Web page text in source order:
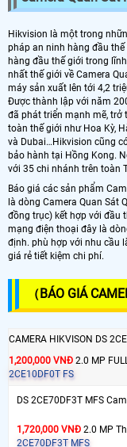
Hikvision là một trong
pháp an ninh hàng đầu
hàng đầu thế giới trong
nhất thế giới về Camera
máy sản xuất lên tới 4,2
Được thành lập với năm
đã phát triển mạnh mẽ, trở
toàn thế giới như Hoa Kỳ,
và Dubai…Hikvision cũng
bảo hành tại Hồng Kong.
với 35 chi nhánh trên toàn
Báo giá các sản phẩm
là dòng Camera Quan Sát
đồng trục) kết hợp với đầu
mạng điện thoại đây là
định. phù hợp với nhu cầu
giá rẻ tiết kiệm chi phí.
（BÁO GIÁ
CAMERA HIKVISON DS
1,200,000 VNĐ 2.0 MP
2CE10DF0T FS
DS 2CE70DF3T MFS
1,720,000 VNĐ 2.0 MP
2CE70DF3T MFS